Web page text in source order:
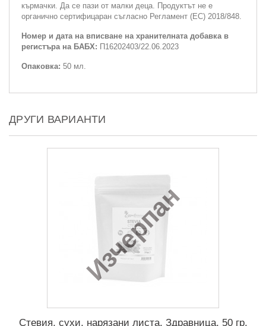
кърмачки. Да се пази от малки деца. Продуктът не е
органично сертифицаран съгласно Регламент (ЕС) 2018/848.
Номер и дата на вписване на хранителната добавка в
регистъра на БАБХ: П16202403/22.06.2023
Опаковка: 50 мл.
ДРУГИ ВАРИАНТИ
Изчерпан
Стевия, сухи, нарязани листа, Здравница, 50 гр.